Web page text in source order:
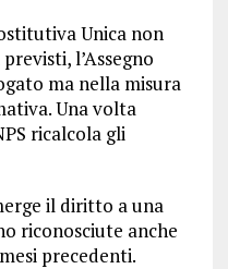
Unica non
l’Assegno
ma nella misura
Una volta
ricalcola gli
il diritto a una
riconosciute anche
precedenti.